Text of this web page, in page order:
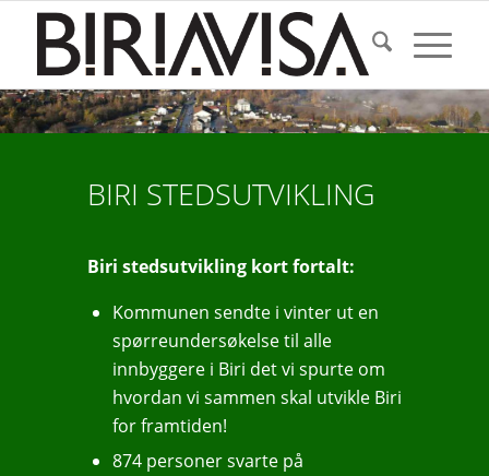
BIRI STEDSUTVIKLING
Biri stedsutvikling kort fortalt:
Kommunen sendte i vinter ut en
spørreundersøkelse til alle
innbyggere i Biri det vi spurte om
hvordan vi sammen skal utvikle Biri
for framtiden!
874 personer svarte på